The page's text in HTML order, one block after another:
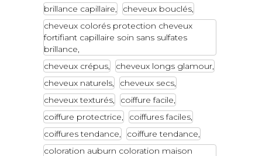
brillance capillaire
cheveux bouclés
cheveux colorés protection cheveux
fortifiant capillaire soin sans sulfates
brillance
cheveux crépus
cheveux longs glamour
cheveux naturels
cheveux secs
cheveux texturés
coiffure facile
coiffure protectrice
coiffures faciles
coiffures tendance
coiffure tendance
coloration auburn coloration maison